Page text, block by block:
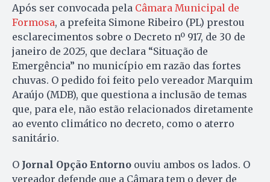
Após ser convocada pela Câmara Municipal de
Formosa, a prefeita Simone Ribeiro (PL) prestou
esclarecimentos sobre o Decreto nº 917, de 30 de
janeiro de 2025, que declara “Situação de
Emergência” no município em razão das fortes
chuvas. O pedido foi feito pelo vereador Marquim
Araújo (MDB), que questiona a inclusão de temas
que, para ele, não estão relacionados diretamente
ao evento climático no decreto, como o aterro
sanitário.
O Jornal Opção Entorno ouviu ambos os lados. O
vereador defende que a Câmara tem o dever de